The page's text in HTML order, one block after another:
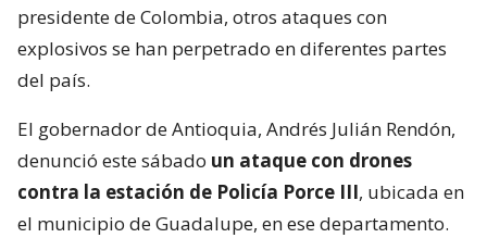
presidente de Colombia, otros ataques con
explosivos se han perpetrado en diferentes partes
del país.
El gobernador de Antioquia, Andrés Julián Rendón,
denunció este sábado un ataque con drones
contra la estación de Policía Porce III, ubicada en
el municipio de Guadalupe, en ese departamento.